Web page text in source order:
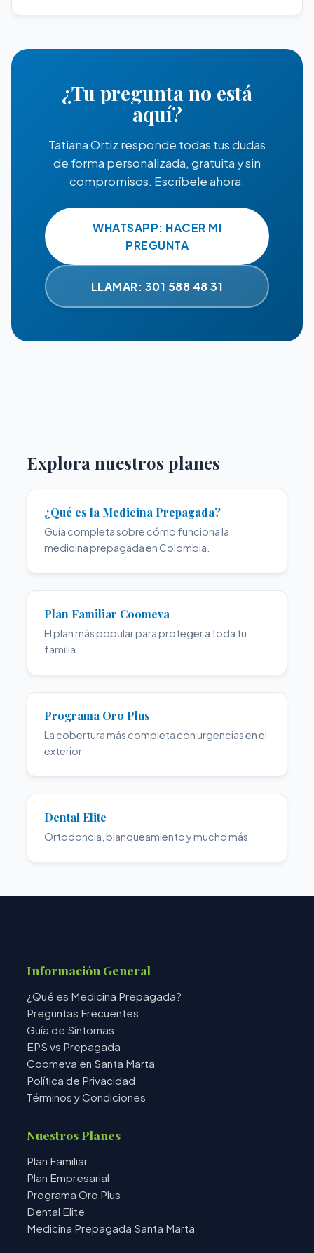
¿Tu pregunta no está
aquí?
Tatiana Ortiz responde todas tus dudas
de forma personalizada, gratuita y sin
compromisos. Escríbele ahora.
WHATSAPP: HACER MI
PREGUNTA
LLAMAR: 301 588 48 31
Explora nuestros planes
¿Qué es la Medicina Prepagada?
Guía completa sobre cómo funciona la
medicina prepagada en Colombia.
Plan Familiar Coomeva
El plan más popular para proteger a toda tu
familia.
Programa Oro Plus
La cobertura más completa con urgencias en el
exterior.
Dental Elite
Ortodoncia, blanqueamiento y mucho más.
Información General
¿Qué es Medicina Prepagada?
Preguntas Frecuentes
Guía de Síntomas
EPS vs Prepagada
Coomeva en Santa Marta
Política de Privacidad
Términos y Condiciones
Nuestros Planes
Plan Familiar
Plan Empresarial
Programa Oro Plus
Dental Elite
Medicina Prepagada Santa Marta